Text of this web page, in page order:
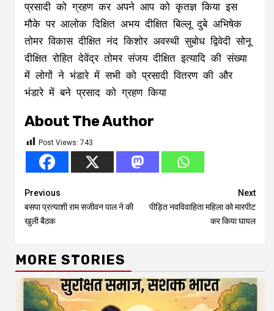
प्रसादी को ग्रहण कर अपने आप को कृतज्ञ किया इस
मौके पर आलोक दिक्षित अभय दीक्षित बिल्लू दुबे अभिषेक
तोमर विकास दीक्षित नंद किशोर अवस्थी सुबोध द्विवेदी सोनू
दीक्षित रोहित देवेंद्र तोमर संजय दीक्षित इत्यादि की संख्या
में लोगों ने भंडारे में सभी को प्रसादी वितरण की और
भंडारे में बने प्रसाद को ग्रहण किया
About The Author
Post Views: 743
Continue
Reading
Previous
बसपा प्रत्याशी राम सजीवन पाल ने की
खुली बैठक
Next
पीड़ित नवविवाहिता महिला को मारपीट
कर किया घायल
MORE STORIES